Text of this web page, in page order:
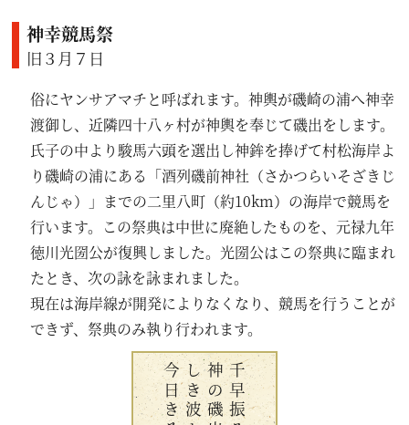
神幸競馬祭
旧３月７日
俗にヤンサアマチと呼ばれます。神輿が磯崎の浦へ神幸
渡御し、近隣四十八ヶ村が神輿を奉じて磯出をします。
氏子の中より駿馬六頭を選出し神鉾を捧げて村松海岸よ
り磯崎の浦にある「酒列磯前神社（さかつらいそざきじ
んじゃ）」までの二里八町（約10km）の海岸で競馬を
行います。この祭典は中世に廃絶したものを、元禄九年
徳川光圀公が復興しました。光圀公はこの祭典に臨まれ
たとき、次の詠を詠まれました。
現在は海岸線が開発によりなくなり、競馬を行うことが
できず、祭典のみ執り行われます。
千早振る